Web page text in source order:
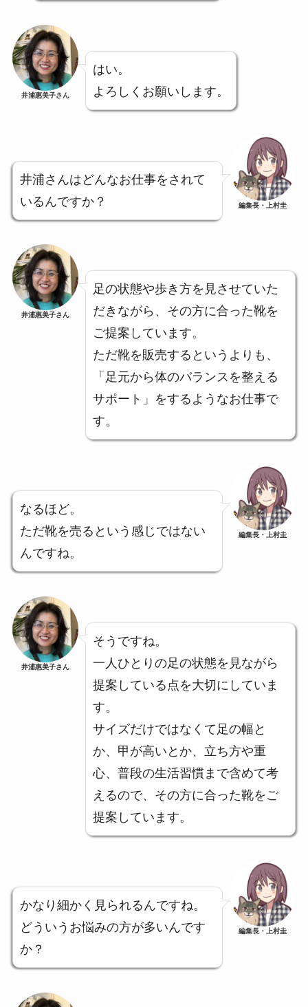
井浦惠美子さん
はい。
よろしくお願いします。
井浦さんはどんなお仕事をされて
いるんですか？
編集長・上村圭
井浦惠美子さん
足の状態や歩き方を見させていた
だきながら、その方に合った靴を
ご提案しています。
ただ靴を販売するというよりも、
「足元から体のバランスを整える
サポート」をするようなお仕事で
す。
なるほど。
ただ靴を売るという感じではない
んですね。
編集長・上村圭
井浦惠美子さん
そうですね。
一人ひとりの足の状態を見ながら
提案している点を大切にしていま
す。
サイズだけではなくて足の幅と
か、甲が高いとか、立ち方や重
心、普段の生活習慣まで含めて考
えるので、その方に合った靴をご
提案しています。
かなり細かく見られるんですね。
どういうお悩みの方が多いんです
か？
編集長・上村圭